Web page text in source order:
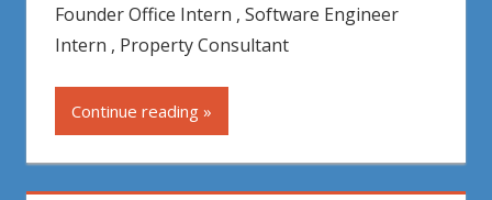
Founder Office Intern , Software Engineer
Intern , Property Consultant
Continue reading